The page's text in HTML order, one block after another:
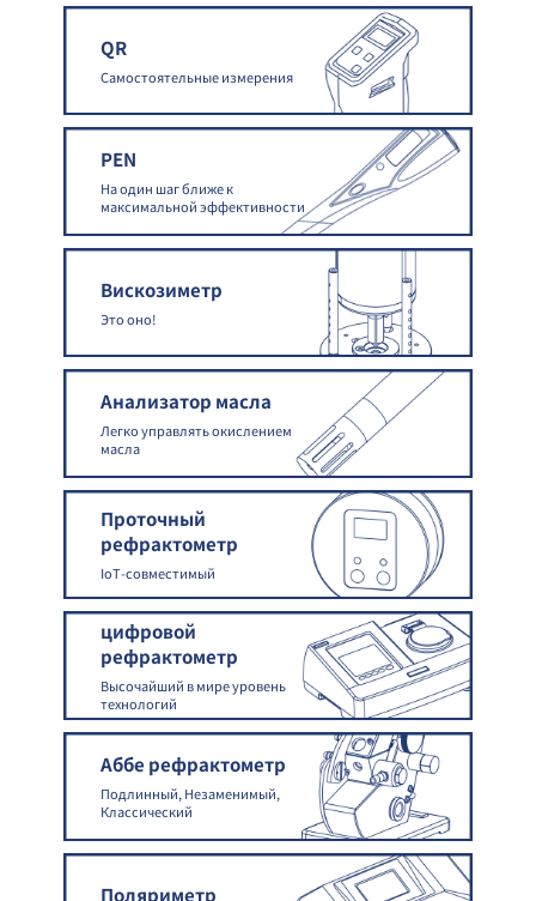
QR
Самостоятельные измерения
PEN
На один шаг ближе к
максимальной эффективности
Вискозиметр
Это оно!
Анализатор масла
Легко управлять окислением
масла
Проточный
рефрактометр
IoT-совместимый
цифровой
рефрактометр
Высочайший в мире уровень
технологий
Аббе рефрактометр
Подлинный, Незаменимый,
Классический
Поляриметр